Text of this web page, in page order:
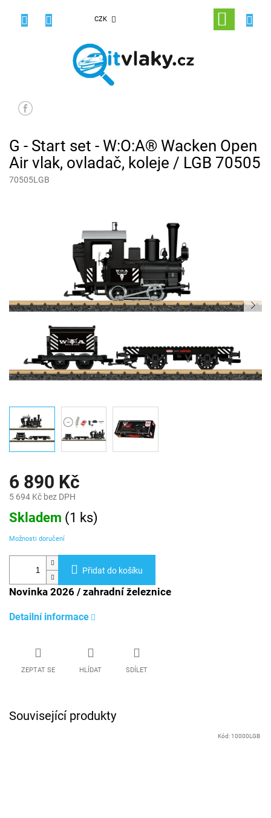
CZK
NÁKUPNÍ
KOŠÍK
G - Start set - W:O:A® Wacken Open
Air vlak, ovladač, koleje / LGB 70505
70505LGB
6 890 Kč
5 694 Kč bez DPH
Měrná
cena:
Skladem (1 ks)
Možnosti doručení
Přidat do košíku
Novinka 2026 / zahradní železnice
Detailní informace
ZEPTAT SE HLÍDAT SDÍLET
Související produkty
Kód: 10000LGB